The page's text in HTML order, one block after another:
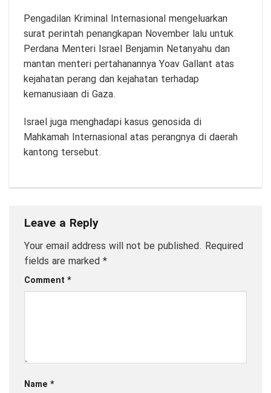
Pengadilan Kriminal Internasional mengeluarkan
surat perintah penangkapan November lalu untuk
Perdana Menteri Israel Benjamin Netanyahu dan
mantan menteri pertahanannya Yoav Gallant atas
kejahatan perang dan kejahatan terhadap
kemanusiaan di Gaza.
Israel juga menghadapi kasus genosida di
Mahkamah Internasional atas perangnya di daerah
kantong tersebut.
Leave a Reply
Your email address will not be published. Required
fields are marked *
Comment *
Name *